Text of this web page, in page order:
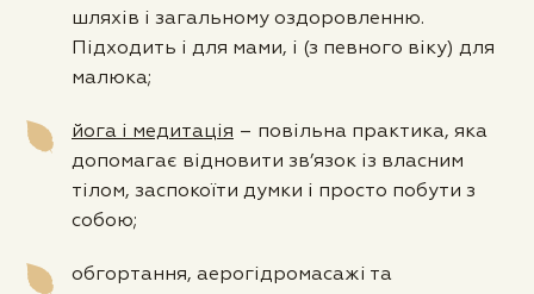
шляхів і загальному оздоровленню.
Підходить і для мами, і (з певного віку) для
малюка;
йога і медитація – повільна практика, яка
допомагає відновити зв’язок із власним
тілом, заспокоїти думки і просто побути з
собою;
обгортання, аерогідромасажі та